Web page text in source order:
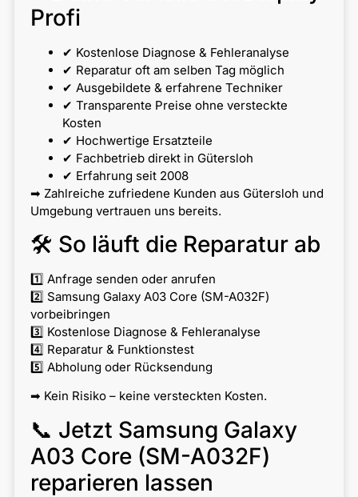
Profi
✔ Kostenlose Diagnose & Fehleranalyse
✔ Reparatur oft am selben Tag möglich
✔ Ausgebildete & erfahrene Techniker
✔ Transparente Preise ohne versteckte
Kosten
✔ Hochwertige Ersatzteile
✔ Fachbetrieb direkt in Gütersloh
✔ Erfahrung seit 2008
➡ Zahlreiche zufriedene Kunden aus Gütersloh und
Umgebung vertrauen uns bereits.
🛠 So läuft die Reparatur ab
1️⃣ Anfrage senden oder anrufen
2️⃣ Samsung Galaxy A03 Core (SM-A032F)
vorbeibringen
3️⃣ Kostenlose Diagnose & Fehleranalyse
4️⃣ Reparatur & Funktionstest
5️⃣ Abholung oder Rücksendung
➡ Kein Risiko – keine versteckten Kosten.
📞 Jetzt Samsung Galaxy
A03 Core (SM-A032F)
reparieren lassen